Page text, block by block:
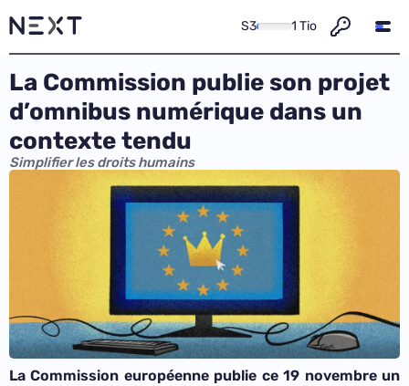
S3 1 Tio
La Commission publie son projet
d’omnibus numérique dans un
contexte tendu
Simplifier les droits humains
La Commission européenne publie ce 19 novembre un